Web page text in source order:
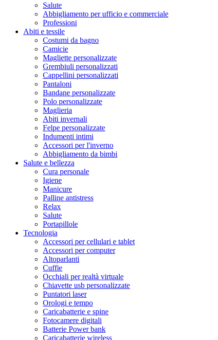
Salute
Abbigliamento per ufficio e commerciale
Professioni
Abiti e tessile
Costumi da bagno
Camicie
Magliette personalizzate
Grembiuli personalizzati
Cappellini personalizzati
Pantaloni
Bandane personalizzate
Polo personalizzate
Maglieria
Abiti invernali
Felpe personalizzate
Indumenti intimi
Accessori per l'inverno
Abbigliamento da bimbi
Salute e bellezza
Cura personale
Igiene
Manicure
Palline antistress
Relax
Salute
Portapillole
Tecnologia
Accessori per cellulari e tablet
Accessori per computer
Altoparlanti
Cuffie
Occhiali per realtà virtuale
Chiavette usb personalizzate
Puntatori laser
Orologi e tempo
Caricabatterie e spine
Fotocamere digitali
Batterie Power bank
Caricabatterie wireless